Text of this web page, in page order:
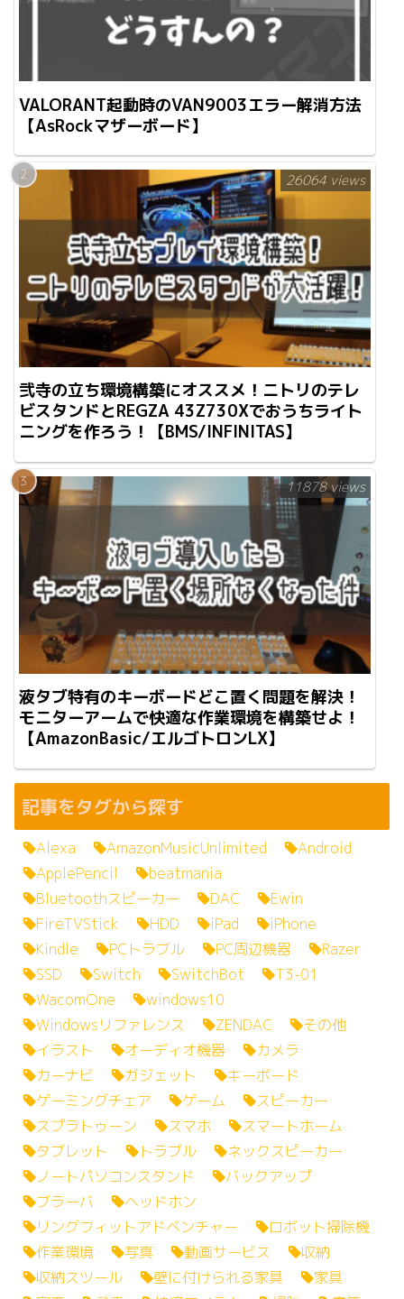
VALORANT起動時のVAN9003エラー解消方法
【AsRockマザーボード】
弐寺の立ち環境構築にオススメ！ニトリのテレ
ビスタンドとREGZA 43Z730Xでおうちライト
ニングを作ろう！【BMS/INFINITAS】
26064 views
液タブ特有のキーボードどこ置く問題を解決！
モニターアームで快適な作業環境を構築せよ！
【AmazonBasic/エルゴトロンLX】
11878 views
記事をタグから探す
Alexa AmazonMusicUnlimited
Android
ApplePencil
beatmania
Bluetoothスピーカー
DAC
Ewin
FireTVStick
HDD iPad
iPhone
Kindle
PCトラブル PC周辺機器
Razer
SSD
Switch SwitchBot
T3-01
WacomOne
windows10
Windowsリファレンス
ZENDAC
その他
イラスト
オーディオ機器
カメラ
カーナビ
ガジェット
キーボード
ゲーミングチェア
ゲーム
スピーカー
スプラトゥーン
スマホ
スマートホーム
タブレット
トラブル
ネックスピーカー
ノートパソコンスタンド
バックアップ
ブラーバ
ヘッドホン
リングフィットアドベンチャー
ロボット掃除機
作業環境
写真 動画サービス
収納
収納スツール
壁に付けられる家具
家具